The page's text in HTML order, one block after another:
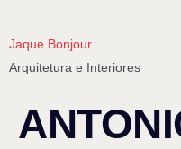
Jaque Bonjour
Arquitetura e Interiores